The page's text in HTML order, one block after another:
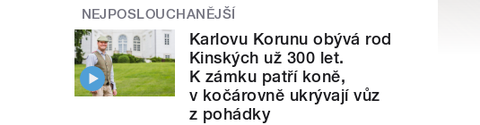
NEJPOSLOUCHANĚJŠÍ
Karlovu Korunu obývá rod
Kinských už 300 let.
K zámku patří koně,
v kočárovně ukrývají vůz
z pohádky